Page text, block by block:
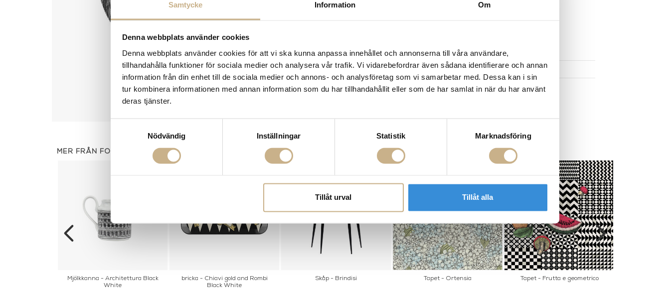
Samtycke Information Om
Denna webbplats använder cookies
Denna webbplats använder cookies för att vi ska kunna anpassa innehållet och annonserna till våra användare,
tillhandahålla funktioner för sociala medier och analysera vår trafik. Vi vidarebefordrar även sådana identifierare och annan
information från din enhet till de sociala medier och annons- och analysföretag som vi samarbetar med. Dessa kan i sin
tur kombinera informationen med annan information som du har tillhandahållit eller som de har samlat in när du har använt
deras tjänster.
Nödvändig
Inställningar Statistik Marknadsföring
Tillåt urval Tillåt alla
BESKRIVNING
MER FRÅN FORNASETTI
Mjölkkanna - Architettura Black
White
bricka - Chiavi gold and Rombi
Black White
Skåp - Brindisi Tapet - Ortensia Tapet - Frutta e geometrico